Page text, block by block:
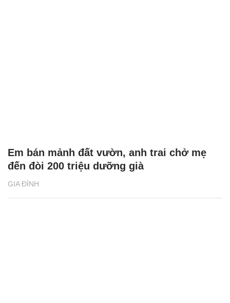
GIA ĐÌNH
Em bán mảnh đất vườn, anh trai chở mẹ
đến đòi 200 triệu dưỡng già